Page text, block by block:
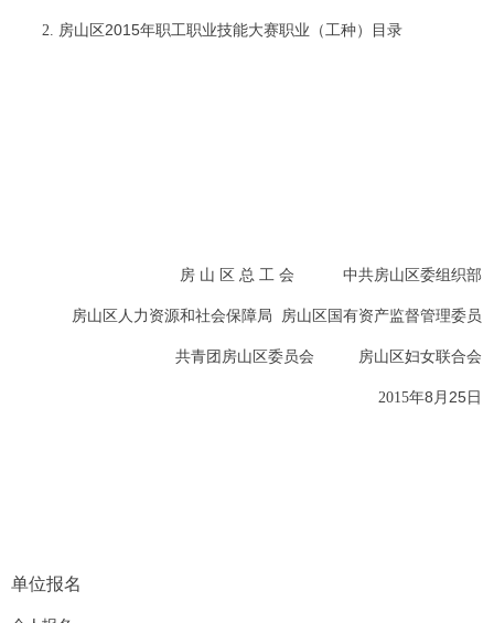
2. 房山区2015年职工职业技能大赛职业（工种）目录
房 山 区 总 工 会 中共房山区委组织部
房山区人力资源和社会保障局 房山区国有资产监督管理委员
共青团房山区委员会 房山区妇女联合会
2015年8 月 25 日
单位报名